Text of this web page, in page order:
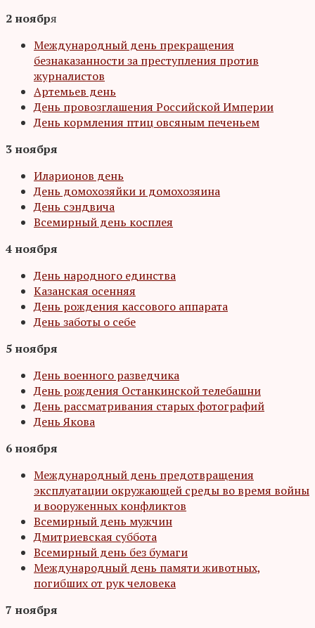
2 ноября
Международный день прекращения
безнаказанности за преступления против
журналистов
Артемьев день
День провозглашения Российской Империи
День кормления птиц овсяным печеньем
3 ноября
Иларионов день
День домохозяйки и домохозяина
День сэндвича
Всемирный день косплея
4 ноября
День народного единства
Казанская осенняя
День рождения кассового аппарата
День заботы о себе
5 ноября
День военного разведчика
День рождения Останкинской телебашни
День рассматривания старых фотографий
День Якова
6 ноября
Международный день предотвращения
эксплуатации окружающей среды во время войны
и вооруженных конфликтов
Всемирный день мужчин
Дмитриевская суббота
Всемирный день без бумаги
Международный день памяти животных,
погибших от рук человека
7 ноября